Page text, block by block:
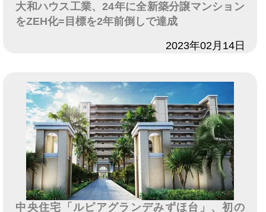
大和ハウス工業、24年に全新築分譲マンション
をZEH化=目標を2年前倒しで達成
2023年02月14日
中央住宅「ルピアグランデみずほ台」、初の